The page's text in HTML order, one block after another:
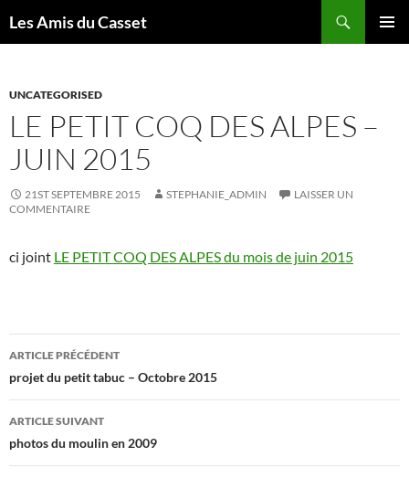
auLes Amis du Casset
UNCATEGORISED
LE PETIT COQ DES ALPES –
JUIN 2015
21ST SEPTEMBRE 2015 STEPHANIE_ADMIN
LAISSER UN
COMMENTAIRE
ci joint LE PETIT COQ DES ALPES du mois de juin 2015
Navigation
des
articles
ARTICLE PRÉCÉDENT
projet du petit tabuc – Octobre 2015
ARTICLE SUIVANT
photos du moulin en 2009